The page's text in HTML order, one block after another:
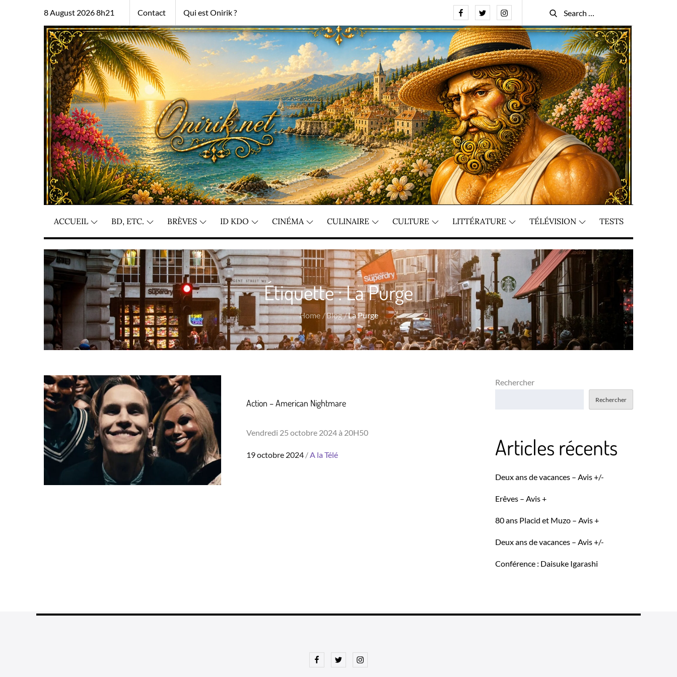
8 August 2026 8h21 Contact Qui est Onirik ? FacebookTwitterInstagram
Search
for:
Search
ACCUEIL BD, ETC. BRÈVES ID KDO CINÉMA CULINAIRE CULTURE LITTÉRATURE TÉLÉVISION TESTS
Étiquette :La Purge
Home Blog La Purge
Action – American Nightmare
Vendredi 25 octobre 2024 à 20H50
Posted
19 octobre 2024 A la Télé
Rechercher
Rechercher
Articles récents
Deux ans de vacances – Avis +/-
Erêves – Avis +
80 ans Placid et Muzo – Avis +
Deux ans de vacances – Avis +/-
Conférence : Daisuke Igarashi
FacebookTwitterInstagram